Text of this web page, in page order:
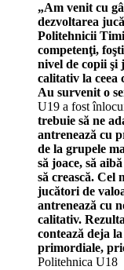
„Am venit cu
dezvoltarea
Politehnicii
competenţi,
nivel de copii şi
calitativ la ceea
Au survenit o
U19 a fost
trebuie să ne
antrenează cu
de la grupele
să joace, să
să crească. Cel
jucători de
antrenează cu
calitativ.
contează deja
primordiale,
Politehnica U18